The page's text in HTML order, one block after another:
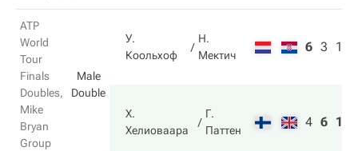
ATP
World
Tour
Finals
Doubles,
Mike
Bryan
Group
Male
Double
У.
Коольхоф
Н.
Мектич
6 3 10
Х.
Хелиоваара
Г.
Паттен
4 6 12